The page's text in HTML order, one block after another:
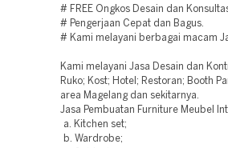
# FREE Ongkos Desain dan
# Pengerjaan Cepat dan Bagus.
# Kami melayani berbagai macam
Kami melayani Jasa Desain dan
Ruko; Kost; Hotel; Restoran; Booth
area Magelang dan sekitarnya.
Jasa Pembuatan Furniture Meubel
a. Kitchen set;
b. Wardrobe;